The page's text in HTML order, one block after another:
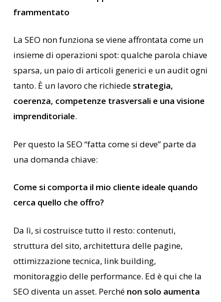
frammentato
La SEO non funziona se viene affrontata come un
insieme di operazioni spot: qualche parola chiave
sparsa, un paio di articoli generici e un audit ogni
tanto. È un lavoro che richiede strategia,
coerenza, competenze trasversali e una visione
imprenditoriale.
Per questo la SEO “fatta come si deve” parte da
una domanda chiave:
Come si comporta il mio cliente ideale quando
cerca quello che offro?
Da lì, si costruisce tutto il resto: contenuti,
struttura del sito, architettura delle pagine,
ottimizzazione tecnica, link building,
monitoraggio delle performance. Ed è qui che la
SEO diventa un asset. Perché non solo aumenta